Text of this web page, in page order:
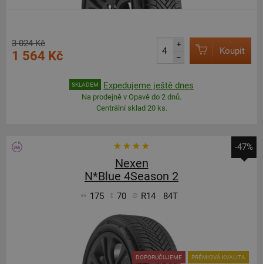
3 024 Kč
1 564 Kč
+
–
Koupit
SKLADEM Expedujeme ještě dnes
Na prodejně v Opavě do 2 dnů.
Centrální sklad 20 ks.
-47%
Nexen
N*Blue 4Season 2
175 70 R14 84T
DOPORUČUJEME PRÉMIOVÁ KVALITA